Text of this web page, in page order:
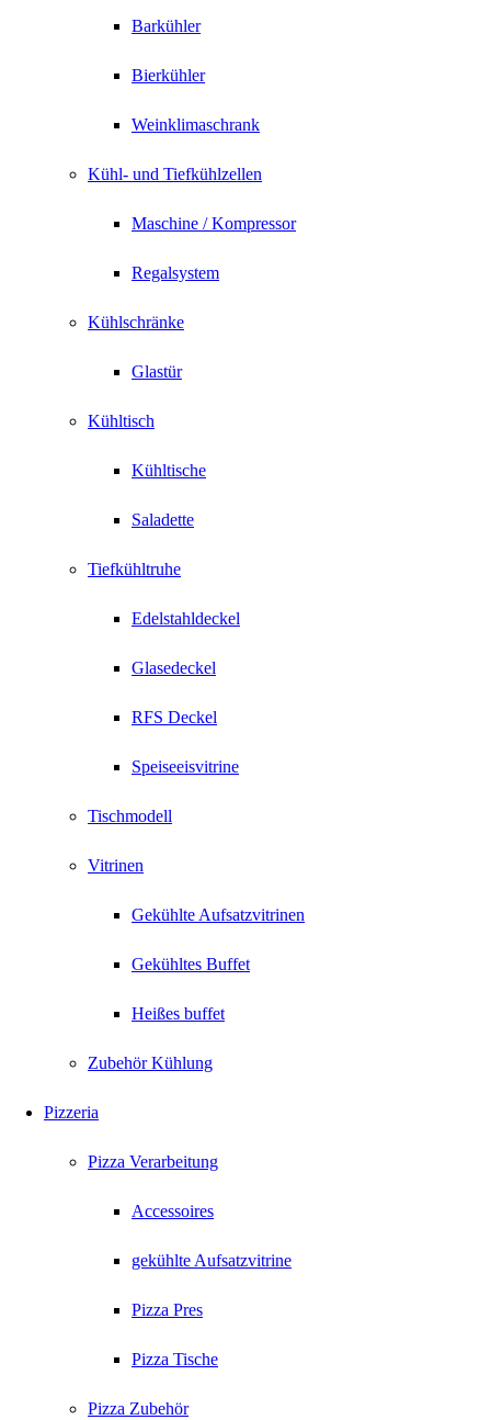
Barkühler
Bierkühler
Weinklimaschrank
Kühl- und Tiefkühlzellen
Maschine / Kompressor
Regalsystem
Kühlschränke
Glastür
Kühltisch
Kühltische
Saladette
Tiefkühltruhe
Edelstahldeckel
Glasedeckel
RFS Deckel
Speiseeisvitrine
Tischmodell
Vitrinen
Gekühlte Aufsatzvitrinen
Gekühltes Buffet
Heißes buffet
Zubehör Kühlung
Pizzeria
Pizza Verarbeitung
Accessoires
gekühlte Aufsatzvitrine
Pizza Pres
Pizza Tische
Pizza Zubehör